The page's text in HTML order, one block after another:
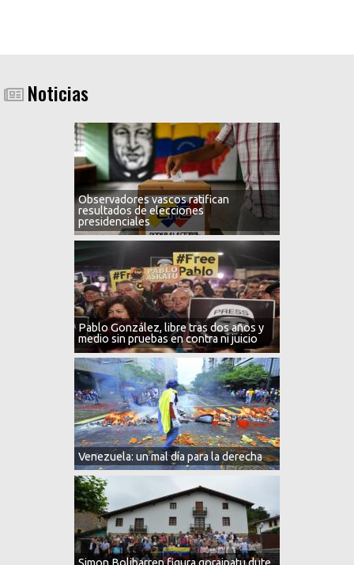
Noticias
Observadores vascos ratifican
resultados de elecciones
presidenciales
Pablo González, libre tras dos años y
medio sin pruebas en contra ni juicio
Venezuela: un mal día para la derecha